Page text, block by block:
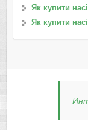
Як купити
Як купити